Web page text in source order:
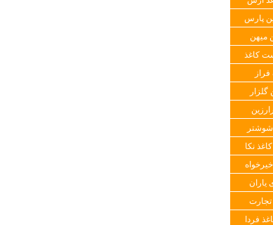
پارس
میهن
کاغذ
گلزار
شوشتر
نکا
یاران
تجارت
فردا